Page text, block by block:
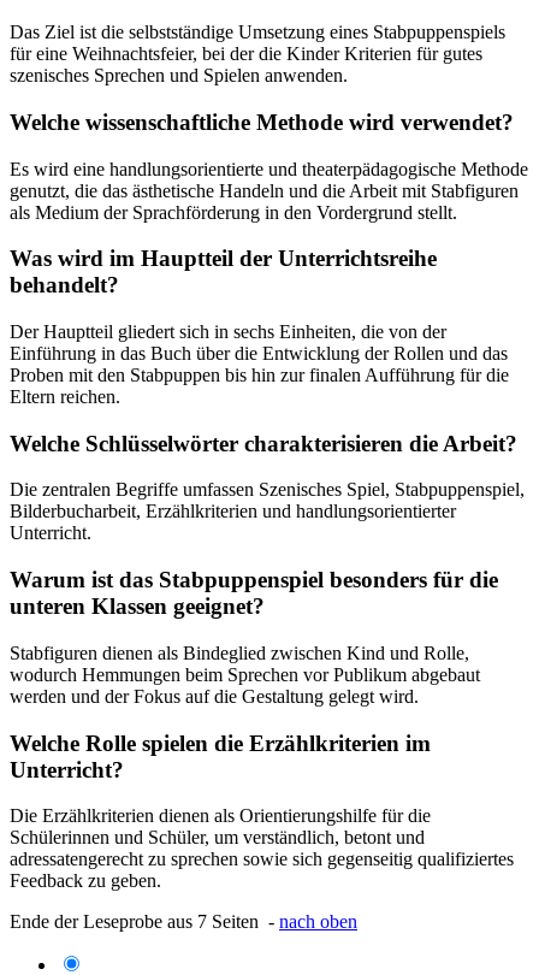
Das Ziel ist die selbstständige Umsetzung eines Stabpuppenspiels
für eine Weihnachtsfeier, bei der die Kinder Kriterien für gutes
szenisches Sprechen und Spielen anwenden.
Welche wissenschaftliche Methode wird verwendet?
Es wird eine handlungsorientierte und theaterpädagogische Methode
genutzt, die das ästhetische Handeln und die Arbeit mit Stabfiguren
als Medium der Sprachförderung in den Vordergrund stellt.
Was wird im Hauptteil der Unterrichtsreihe
behandelt?
Der Hauptteil gliedert sich in sechs Einheiten, die von der
Einführung in das Buch über die Entwicklung der Rollen und das
Proben mit den Stabpuppen bis hin zur finalen Aufführung für die
Eltern reichen.
Welche Schlüsselwörter charakterisieren die Arbeit?
Die zentralen Begriffe umfassen Szenisches Spiel, Stabpuppenspiel,
Bilderbucharbeit, Erzählkriterien und handlungsorientierter
Unterricht.
Warum ist das Stabpuppenspiel besonders für die
unteren Klassen geeignet?
Stabfiguren dienen als Bindeglied zwischen Kind und Rolle,
wodurch Hemmungen beim Sprechen vor Publikum abgebaut
werden und der Fokus auf die Gestaltung gelegt wird.
Welche Rolle spielen die Erzählkriterien im
Unterricht?
Die Erzählkriterien dienen als Orientierungshilfe für die
Schülerinnen und Schüler, um verständlich, betont und
adressatengerecht zu sprechen sowie sich gegenseitig qualifiziertes
Feedback zu geben.
Ende der Leseprobe aus 7 Seiten - nach oben